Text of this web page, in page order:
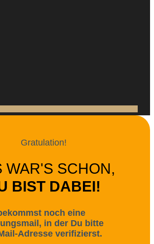
Gratulation!
WAR'S SCHON,
BIST DABEI!
noch eine
in der Du bitte
Adresse verifizierst.